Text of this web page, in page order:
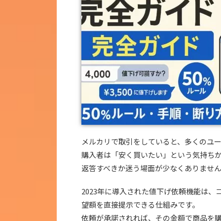
メルカリで取引をしていると、多くのユ
購入者は「安く買いたい」という気持ち
返答すべきか迷う場面が少なくありませ
2023年に導入された値下げ依頼機能は
望額を直接提示できる仕組みです。
依頼が承諾されれば、その金額で商品を